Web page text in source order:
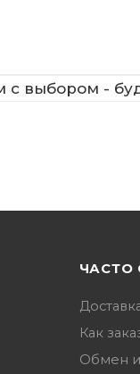
с выбором -
ЧАСТО
Как
Обмен и